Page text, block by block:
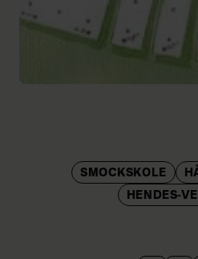
SMOCKSKOLE
HENDES-